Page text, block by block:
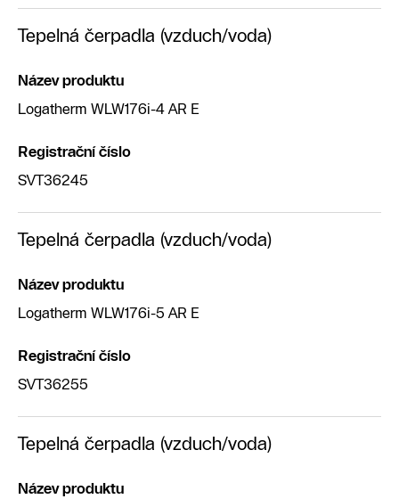
Tepelná čerpadla (vzduch/voda)
Název produktu
Logatherm WLW176i-4 AR E
Registrační číslo
SVT36245
Tepelná čerpadla (vzduch/voda)
Název produktu
Logatherm WLW176i-5 AR E
Registrační číslo
SVT36255
Tepelná čerpadla (vzduch/voda)
Název produktu